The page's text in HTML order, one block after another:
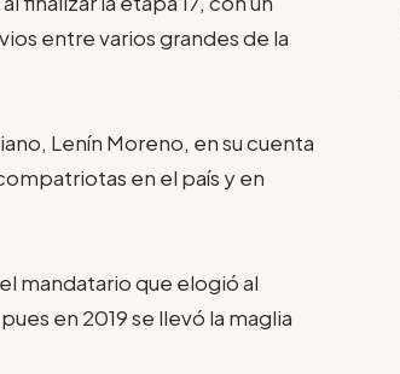
entre varios grandes de la
Lenín Moreno, en su cuenta
en el país y en
mandatario que elogió al
en 2019 se llevó la maglia